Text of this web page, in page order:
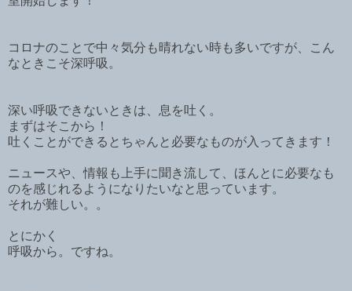
コロナのことで中々気分も晴れない時も多いですが、こん
なときこそ深呼吸。
深い呼吸できないときは、息を吐く。
まずはそこから！
吐くことができるとちゃんと必要なものが入ってきます！
ニュースや、情報も上手に聞き流して、ほんとに必要なも
のを感じれるようになりたいなと思っています。
それが難しい。。
とにかく
呼吸から。ですね。